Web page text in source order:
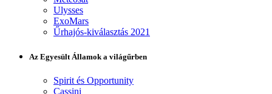
Ulysses
ExoMars
Űrhajós-kiválasztás 2021
Az Egyesült Államok a világűrben
Spirit és Opportunity
Cassini